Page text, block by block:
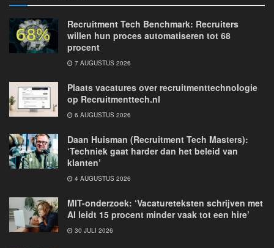
Recruitment Tech Benchmark: Recruiters
willen hun proces automatiseren tot 68
procent
7 AUGUSTUS 2026
Plaats vacatures over recruitmenttechnologie
op Recruitmenttech.nl
6 AUGUSTUS 2026
Daan Huisman (Recruitment Tech Masters):
‘Techniek gaat harder dan het beleid van
klanten’
4 AUGUSTUS 2026
MIT-onderzoek: ‘Vacatureteksten schrijven met
AI leidt 15 procent minder vaak tot een hire’
30 JULI 2026